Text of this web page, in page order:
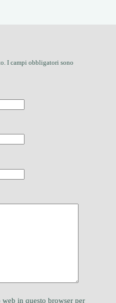
I campi obbligatori sono
in questo browser per